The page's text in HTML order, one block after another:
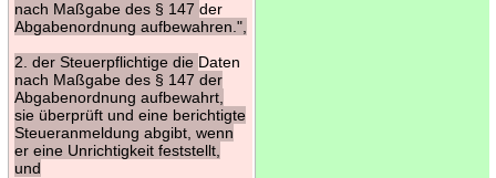
nach Maßgabe des § 147 der
Abgabenordnung aufbewahren.",
2. der Steuerpflichtige die Daten
nach Maßgabe des § 147 der
Abgabenordnung aufbewahrt,
sie überprüft und eine berichtigte
Steueranmeldung abgibt, wenn
er eine Unrichtigkeit feststellt,
und